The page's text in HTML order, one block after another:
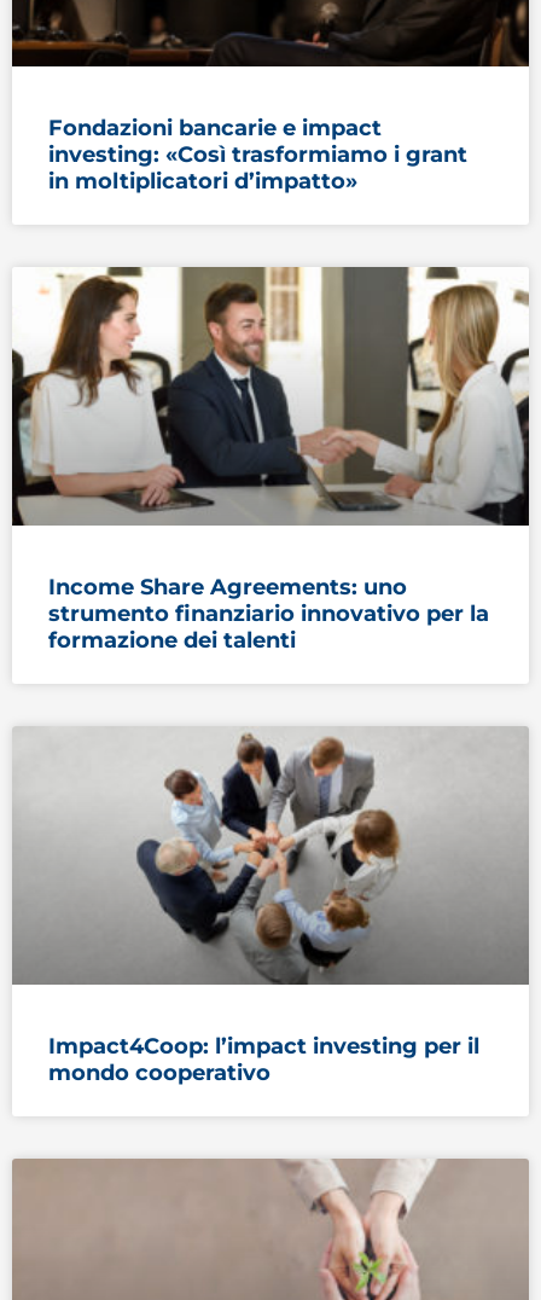
Fondazioni bancarie e impact
investing: «Così trasformiamo i grant
in moltiplicatori d’impatto»
Income Share Agreements: uno
strumento finanziario innovativo per la
formazione dei talenti
Impact4Coop: l’impact investing per il
mondo cooperativo